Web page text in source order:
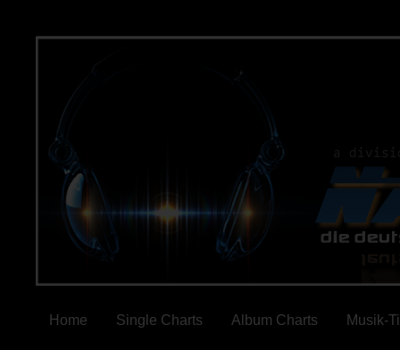
Home Single Charts Album Charts Musik-